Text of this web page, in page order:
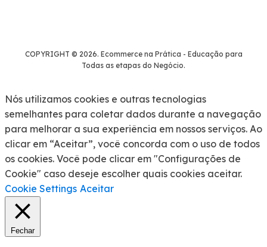
COPYRIGHT © 2026. Ecommerce na Prática - Educação para
Todas as etapas do Negócio.
Nós utilizamos cookies e outras tecnologias
semelhantes para coletar dados durante a navegação
para melhorar a sua experiência em nossos serviços. Ao
clicar em “Aceitar”, você concorda com o uso de todos
os cookies. Você pode clicar em "Configurações de
Cookie" caso deseje escolher quais cookies aceitar.
Cookie Settings Aceitar
Fechar